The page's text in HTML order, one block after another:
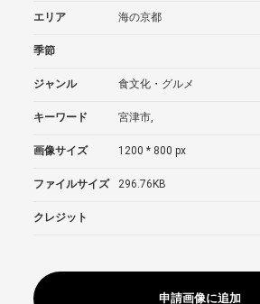
エリア 海の京都
季節
ジャンル 食文化・グルメ
キーワード 宮津市,
画像サイズ 1200 * 800 px
ファイルサイズ 296.76KB
クレジット
申請画像に追加